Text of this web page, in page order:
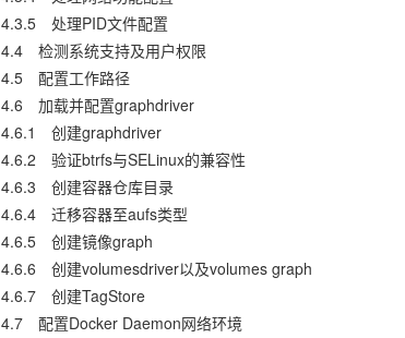
4.3.5 处理PID文件配置
4.4 检测系统支持及用户权限
4.5 配置工作路径
4.6 加载并配置graphdriver
4.6.1 创建graphdriver
4.6.2 验证btrfs与SELinux的兼容性
4.6.3 创建容器仓库目录
4.6.4 迁移容器至aufs类型
4.6.5 创建镜像graph
4.6.6 创建volumesdriver以及volumes graph
4.6.7 创建TagStore
4.7 配置Docker Daemon网络环境